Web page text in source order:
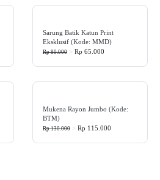
Sarung Batik Katun Print
Eksklusif (Kode: MMD)
Rp 80.000 > Rp 65.000
Mukena Rayon Jumbo (Kode:
BTM)
Rp 130.000 > Rp 115.000